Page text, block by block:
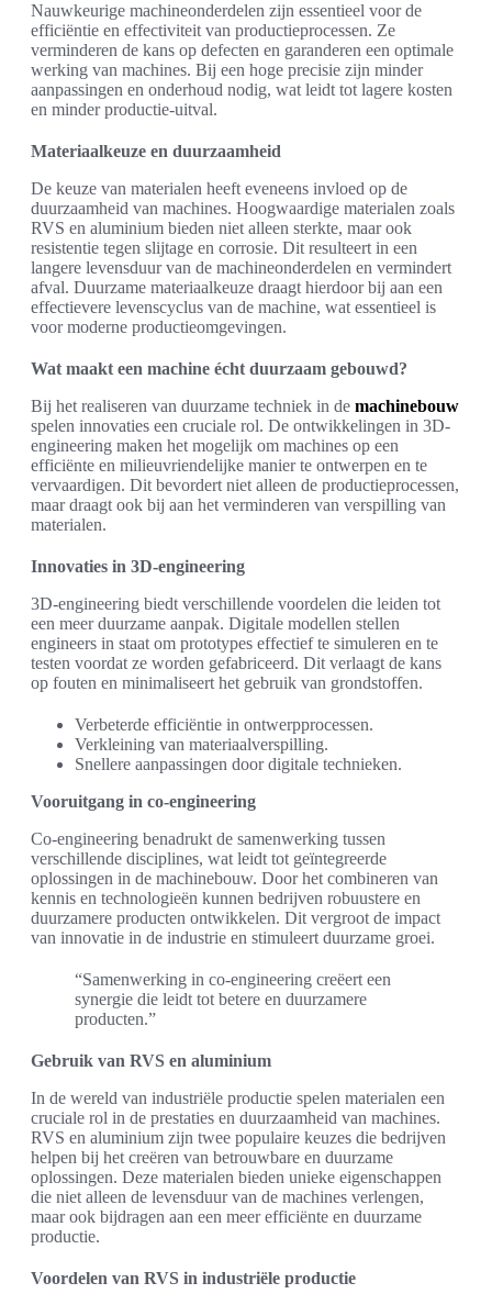
Nauwkeurige machineonderdelen zijn essentieel voor de
efficiëntie en effectiviteit van productieprocessen. Ze
verminderen de kans op defecten en garanderen een optimale
werking van machines. Bij een hoge precisie zijn minder
aanpassingen en onderhoud nodig, wat leidt tot lagere kosten
en minder productie-uitval.
Materiaalkeuze en duurzaamheid
De keuze van materialen heeft eveneens invloed op de
duurzaamheid van machines. Hoogwaardige materialen zoals
RVS en aluminium bieden niet alleen sterkte, maar ook
resistentie tegen slijtage en corrosie. Dit resulteert in een
langere levensduur van de machineonderdelen en vermindert
afval. Duurzame materiaalkeuze draagt hierdoor bij aan een
effectievere levenscyclus van de machine, wat essentieel is
voor moderne productieomgevingen.
Wat maakt een machine écht duurzaam gebouwd?
Bij het realiseren van duurzame techniek in de machinebouw
spelen innovaties een cruciale rol. De ontwikkelingen in 3D-
engineering maken het mogelijk om machines op een
efficiënte en milieuvriendelijke manier te ontwerpen en te
vervaardigen. Dit bevordert niet alleen de productieprocessen,
maar draagt ook bij aan het verminderen van verspilling van
materialen.
Innovaties in 3D-engineering
3D-engineering biedt verschillende voordelen die leiden tot
een meer duurzame aanpak. Digitale modellen stellen
engineers in staat om prototypes effectief te simuleren en te
testen voordat ze worden gefabriceerd. Dit verlaagt de kans
op fouten en minimaliseert het gebruik van grondstoffen.
Verbeterde efficiëntie in ontwerpprocessen.
Verkleining van materiaalverspilling.
Snellere aanpassingen door digitale technieken.
Vooruitgang in co-engineering
Co-engineering benadrukt de samenwerking tussen
verschillende disciplines, wat leidt tot geïntegreerde
oplossingen in de machinebouw. Door het combineren van
kennis en technologieën kunnen bedrijven robuustere en
duurzamere producten ontwikkelen. Dit vergroot de impact
van innovatie in de industrie en stimuleert duurzame groei.
“Samenwerking in co-engineering creëert een
synergie die leidt tot betere en duurzamere
producten.”
Gebruik van RVS en aluminium
In de wereld van industriële productie spelen materialen een
cruciale rol in de prestaties en duurzaamheid van machines.
RVS en aluminium zijn twee populaire keuzes die bedrijven
helpen bij het creëren van betrouwbare en duurzame
oplossingen. Deze materialen bieden unieke eigenschappen
die niet alleen de levensduur van de machines verlengen,
maar ook bijdragen aan een meer efficiënte en duurzame
productie.
Voordelen van RVS in industriële productie